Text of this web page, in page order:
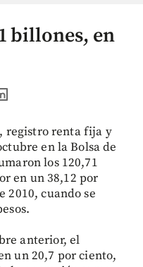
billones, en
registro renta fija y
en la Bolsa de
los 120,71
en un 38,12 por
2010, cuando se
anterior, el
un 20,7 por ciento,